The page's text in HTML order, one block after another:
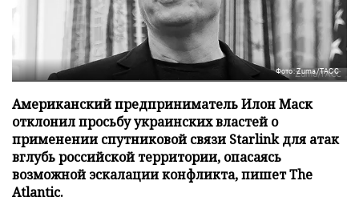
Фото: Zuma/ТАСС
Американский предприниматель Илон Маск
отклонил просьбу украинских властей о
применении спутниковой связи Starlink для атак
вглубь российской территории, опасаясь
возможной эскалации конфликта, пишет The
Atlantic.